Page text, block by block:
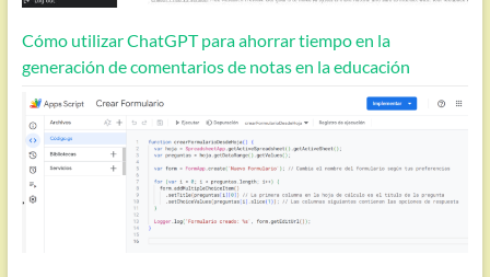
Cómo utilizar ChatGPT para ahorrar tiempo en la
generación de comentarios de notas en la educación